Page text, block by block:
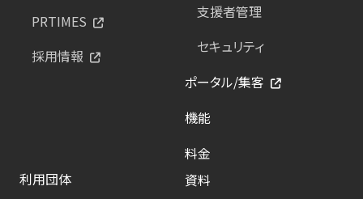
PRTIMES
採用情報
支援者管理
セキュリティ
ポータル/集客
機能
料金
利用団体
資料